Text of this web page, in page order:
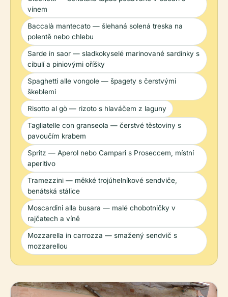
vínem
Baccalà mantecato — šlehaná solená treska na
polentě nebo chlebu
Sarde in saor — sladkokyselé marinované sardinky s
cibulí a piniovými oříšky
Spaghetti alle vongole — špagety s čerstvými
škeblemi
Risotto al gò — rizoto s hlaváčem z laguny
Tagliatelle con granseola — čerstvé těstoviny s
pavoučím krabem
Spritz — Aperol nebo Campari s Proseccem, místní
aperitivo
Tramezzini — měkké trojúhelníkové sendviče,
benátská stálice
Moscardini alla busara — malé chobotničky v
rajčatech a víně
Mozzarella in carrozza — smažený sendvič s
mozzarellou